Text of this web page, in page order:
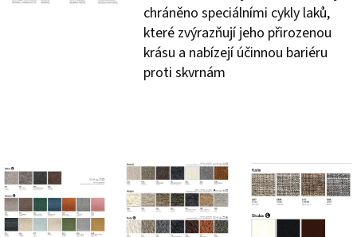
chráněno speciálními cykly laků,
které zvýrazňují jeho přirozenou
krásu a nabízejí účinnou bariéru
proti skvrnám